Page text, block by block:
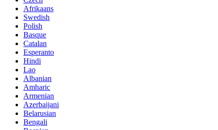
Afrikaans
Swedish
Polish
Basque
Catalan
Esperanto
Hindi
Lao
Albanian
Amharic
Armenian
Azerbaijani
Belarusian
Bengali